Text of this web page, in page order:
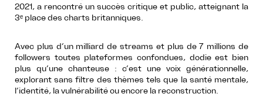
2021, a rencontré un succès critique et public, atteignant la
3ᵉ place des charts britanniques.
Avec plus d’un milliard de streams et plus de 7 millions de
followers toutes plateformes confondues, dodie est bien
plus qu’une chanteuse : c’est une voix générationnelle,
explorant sans filtre des thèmes tels que la santé mentale,
l’identité, la vulnérabilité ou encore la reconstruction.